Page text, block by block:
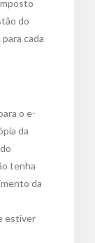
do
cada
o e-
da
tenha
da
estiver